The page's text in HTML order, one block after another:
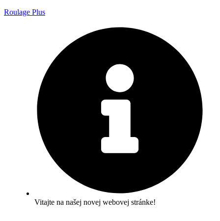
Roulage Plus
Vitajte na našej novej webovej stránke!